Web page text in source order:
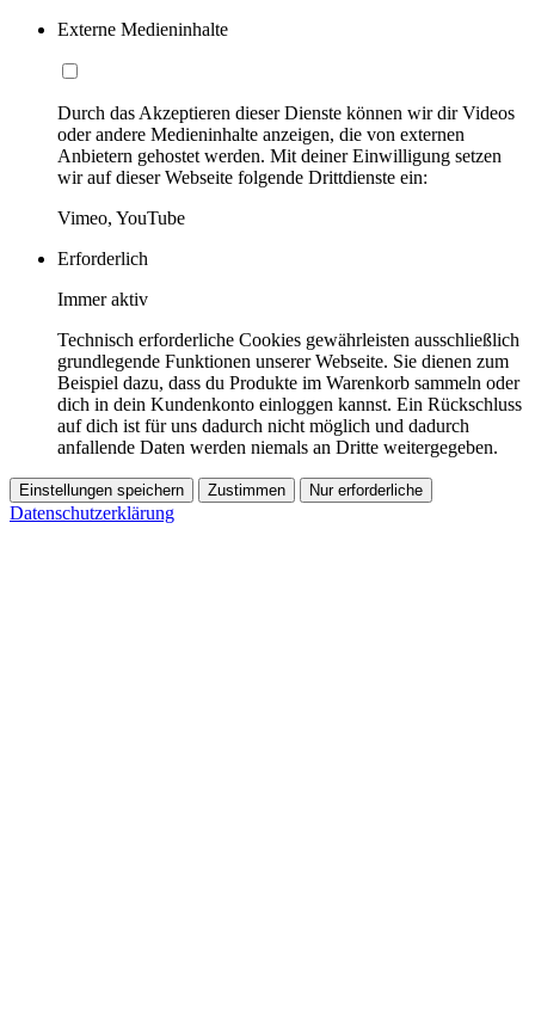
Externe Medieninhalte
Durch das Akzeptieren dieser Dienste können wir dir Videos
oder andere Medieninhalte anzeigen, die von externen
Anbietern gehostet werden. Mit deiner Einwilligung setzen
wir auf dieser Webseite folgende Drittdienste ein:
Vimeo, YouTube
Erforderlich
Immer aktiv
Technisch erforderliche Cookies gewährleisten ausschließlich
grundlegende Funktionen unserer Webseite. Sie dienen zum
Beispiel dazu, dass du Produkte im Warenkorb sammeln oder
dich in dein Kundenkonto einloggen kannst. Ein Rückschluss
auf dich ist für uns dadurch nicht möglich und dadurch
anfallende Daten werden niemals an Dritte weitergegeben.
Einstellungen speichern Zustimmen Nur erforderliche
Datenschutzerklärung